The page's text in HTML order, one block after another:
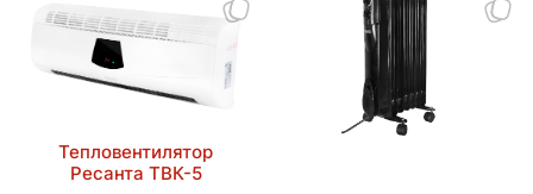
Тепловентилятор
Ресанта ТВК-5